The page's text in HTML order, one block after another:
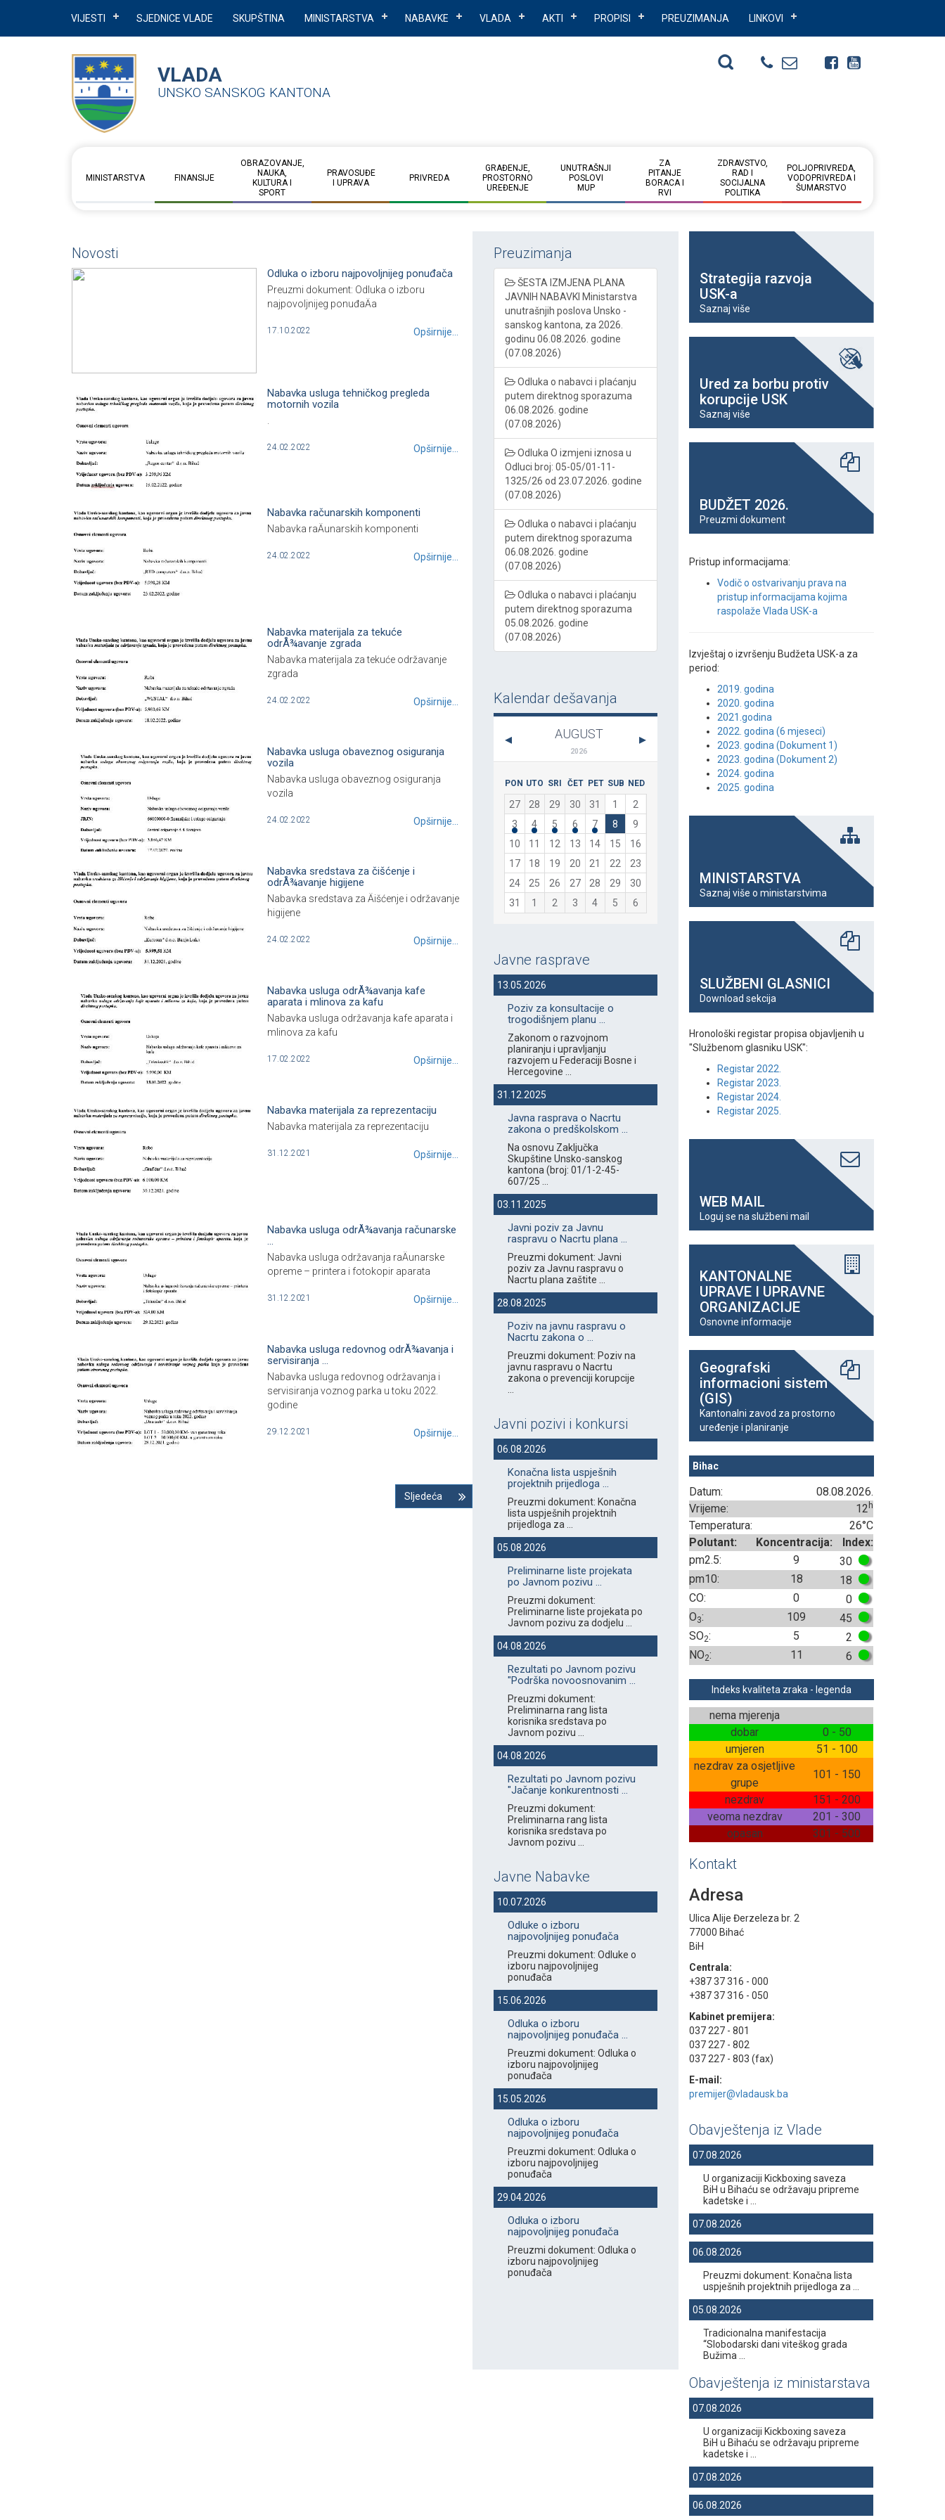
VIJESTI SJEDNICE VLADE SKUPŠTINA MINISTARSTVA NABAVKE VLADA AKTI PROPISI PREUZIMANJA LINKOVI
VLADA
UNSKO SANSKOG KANTONA
MINISTARSTVA FINANSIJE
OBRAZOVANJE,
NAUKA,
KULTURA I
SPORT
PRAVOSUĐE
I UPRAVA
PRIVREDA
GRAĐENJE,
PROSTORNO
UREĐENJE
UNUTRAŠNJI
POSLOVI
MUP
ZA
PITANJE
BORACA I
RVI
ZDRAVSTVO,
RAD I
SOCIJALNA
POLITIKA
POLJOPRIVREDA,
VODOPRIVREDA I
ŠUMARSTVO
Novosti
Odluka o izboru najpovoljnijeg ponuđača
Preuzmi dokument: Odluka o izboru
najpovoljnijeg ponuđaÄa
17.10.2022 Opširnije...
Nabavka usluga tehničkog pregleda
motornih vozila
24.02.2022 Opširnije...
Nabavka računarskih komponenti
Nabavka raÄunarskih komponenti
24.02.2022 Opširnije...
Nabavka materijala za tekuće
odrÅ¾avanje zgrada
Nabavka materijala za tekuće održavanje
zgrada
24.02.2022 Opširnije...
Nabavka usluga obaveznog osiguranja
vozila
Nabavka usluga obaveznog osiguranja
vozila
24.02.2022 Opširnije...
Nabavka sredstava za čišćenje i
odrÅ¾avanje higijene
Nabavka sredstava za Äišćenje i održavanje
higijene
24.02.2022 Opširnije...
Nabavka usluga odrÅ¾avanja kafe
aparata i mlinova za kafu
Nabavka usluga održavanja kafe aparata i
mlinova za kafu
17.02.2022 Opširnije...
Nabavka materijala za reprezentaciju
Nabavka materijala za reprezentaciju
31.12.2021 Opširnije...
Nabavka usluga odrÅ¾avanja računarske
...
Nabavka usluga održavanja raÄunarske
opreme – printera i fotokopir aparata
31.12.2021 Opširnije...
Nabavka usluga redovnog odrÅ¾avanja i
servisiranja ...
Nabavka usluga redovnog održavanja i
servisiranja voznog parka u toku 2022.
godine
29.12.2021 Opširnije...
Sljedeća
Preuzimanja
ŠESTA IZMJENA PLANA
JAVNIH NABAVKI Ministarstva
unutrašnjih poslova Unsko -
sanskog kantona, za 2026.
godinu 06.08.2026. godine
(07.08.2026)
Odluka o nabavci i plaćanju
putem direktnog sporazuma
06.08.2026. godine
(07.08.2026)
Odluka O izmjeni iznosa u
Odluci broj: 05-05/01-11-
1325/26 od 23.07.2026. godine
(07.08.2026)
Odluka o nabavci i plaćanju
putem direktnog sporazuma
06.08.2026. godine
(07.08.2026)
Odluka o nabavci i plaćanju
putem direktnog sporazuma
05.08.2026. godine
(07.08.2026)
Kalendar dešavanja
AUGUST
2026
PON UTO SRI ČET PET SUB NED
27 28 29 30 31 1
2
3
4 5 6 7 8
9
10
11 12 13 14 15
16
17
18 19 20 21 22
23
24
25 26 27 28 29
30
31
1 2 3 4 5 6
Javne rasprave
13.05.2026
Poziv za konsultacije o
trogodišnjem planu ...
Zakonom o razvojnom
planiranju i upravljanju
razvojem u Federaciji Bosne i
Hercegovine ...
31.12.2025
Javna rasprava o Nacrtu
zakona o predškolskom ...
Na osnovu Zaključka
Skupštine Unsko-sanskog
kantona (broj: 01/1-2-45-
607/25 ...
03.11.2025
Javni poziv za Javnu
raspravu o Nacrtu plana ...
Preuzmi dokument: Javni
poziv za Javnu raspravu o
Nacrtu plana zaštite ...
28.08.2025
Poziv na javnu raspravu o
Nacrtu zakona o ...
Preuzmi dokument: Poziv na
javnu raspravu o Nacrtu
zakona o prevenciji korupcije
Javni pozivi i konkursi
06.08.2026
Konačna lista uspješnih
projektnih prijedloga ...
Preuzmi dokument: Konačna
lista uspješnih projektnih
prijedloga za ...
05.08.2026
Preliminarne liste projekata
po Javnom pozivu ...
Preuzmi dokument:
Preliminarne liste projekata po
Javnom pozivu za dodjelu ...
04.08.2026
Rezultati po Javnom pozivu
"Podrška novoosnovanim ...
Preuzmi dokument:
Preliminarna rang lista
korisnika sredstava po
Javnom pozivu ...
04.08.2026
Rezultati po Javnom pozivu
"Jačanje konkurentnosti ...
Preuzmi dokument:
Preliminarna rang lista
korisnika sredstava po
Javnom pozivu ...
Javne Nabavke
10.07.2026
Odluke o izboru
najpovoljnijeg ponuđača
Preuzmi dokument: Odluke o
izboru najpovoljnijeg
ponuđača
15.06.2026
Odluka o izboru
najpovoljnijeg ponuđača ...
Preuzmi dokument: Odluka o
izboru najpovoljnijeg
ponuđača
15.05.2026
Odluka o izboru
najpovoljnijeg ponuđača
Preuzmi dokument: Odluka o
izboru najpovoljnijeg
ponuđača
29.04.2026
Odluka o izboru
najpovoljnijeg ponuđača
Preuzmi dokument: Odluka o
izboru najpovoljnijeg
ponuđača
Strategija razvoja
USK-a
Saznaj više
Ured za borbu protiv
korupcije USK
Saznaj više
BUDŽET 2026.
Preuzmi dokument
Pristup informacijama:
Vodič o ostvarivanju prava na
pristup informacijama kojima
raspolaže Vlada USK-a
Izvještaj o izvršenju Budžeta USK-a za
period:
2019. godina
2020. godina
2021.godina
2022. godina (6 mjeseci)
2023. godina (Dokument 1)
2023. godina (Dokument 2)
2024. godina
2025. godina
MINISTARSTVA
Saznaj više o ministarstvima
SLUŽBENI GLASNICI
Download sekcija
Hronološki registar propisa objavljenih u
"Službenom glasniku USK":
Registar 2022.
Registar 2023.
Registar 2024.
Registar 2025.
WEB MAIL
Loguj se na službeni mail
KANTONALNE
UPRAVE I UPRAVNE
ORGANIZACIJE
Osnovne informacije
Geografski
informacioni sistem
(GIS)
Kantonalni zavod za prostorno
uređenje i planiranje
Bihac
Datum:
08.08.2026.
Vrijeme:
12 h
Temperatura:
26°C
Polutant:
Koncentracija:
Index:
pm2.5:
9
30
pm10:
18
18
CO:
0
0
O3: 109
45
SO2: 5
2
NO2: 11 6
Indeks kvaliteta zraka - legenda
nema mjerenja
dobar
0 - 50
umjeren
51 - 100
nezdrav za osjetljive
grupe
101 - 150
nezdrav
151 - 200
veoma nezdrav
201 - 300
opasan
301 - 500
Kontakt
Adresa
Ulica Alije Đerzeleza br. 2
77000 Bihać
BiH
Centrala:
+387 37 316 - 000
+387 37 316 - 050
Kabinet premijera:
037 227 - 801
037 227 - 802
037 227 - 803 (fax)
E-mail:
premijer@vladausk.ba
Obavještenja iz Vlade
07.08.2026
U organizaciji Kickboxing saveza
BiH u Bihaću se održavaju pripreme
kadetske i ...
07.08.2026
06.08.2026
Preuzmi dokument: Konačna lista
uspješnih projektnih prijedloga za ...
05.08.2026
Tradicionalna manifestacija
“Slobodarski dani viteškog grada
Bužima ...
Obavještenja iz ministarstava
07.08.2026
U organizaciji Kickboxing saveza
BiH u Bihaću se održavaju pripreme
kadetske i ...
07.08.2026
06.08.2026